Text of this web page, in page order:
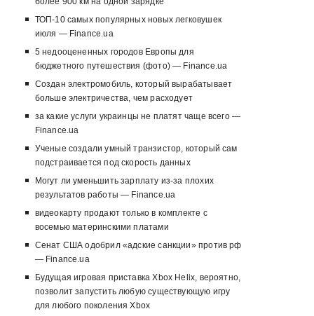
ТОП-10 самых популярных новых легковушек
июля — Finance.ua
5 недооцененных городов Европы для
бюджетного путешествия (фото) — Finance.ua
Создан электромобиль, который вырабатывает
больше электричества, чем расходует
за какие услуги украинцы не платят чаще всего —
Finance.ua
Ученые создали умный транзистор, который сам
подстраивается под скорость данных
Могут ли уменьшить зарплату из-за плохих
результатов работы — Finance.ua
видеокарту продают только в комплекте с
восемью материнскими платами
Сенат США одобрил «адские санкции» против рф
— Finance.ua
Будущая игровая приставка Xbox Helix, вероятно,
позволит запустить любую существующую игру
для любого поколения Xbox